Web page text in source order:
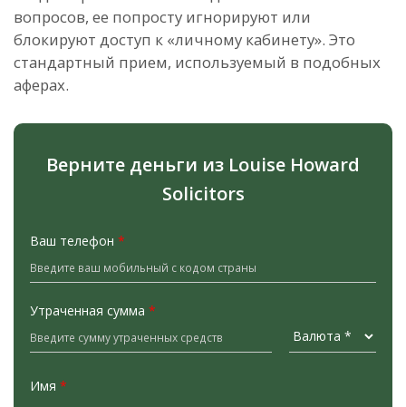
вопросов, ее попросту игнорируют или
блокируют доступ к «личному кабинету». Это
стандартный прием, используемый в подобных
аферах.
Верните деньги из Louise Howard
Solicitors
Ваш телефон *
Утраченная сумма *
Имя *